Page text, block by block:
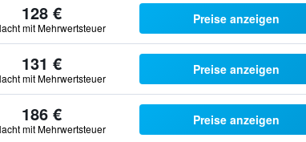
128 €
mit Mehrwertsteuer
Preise anzeigen
131 €
mit Mehrwertsteuer
Preise anzeigen
186 €
mit Mehrwertsteuer
Preise anzeigen